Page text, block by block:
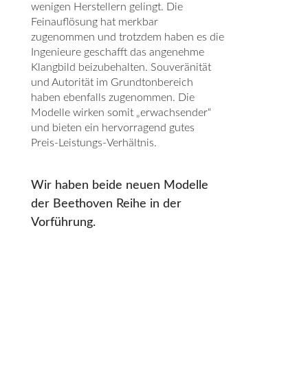
wenigen Herstellern gelingt. Die
Feinauflösung hat merkbar
zugenommen und trotzdem haben es die
Ingenieure geschafft das angenehme
Klangbild beizubehalten. Souveränität
und Autorität im Grundtonbereich
haben ebenfalls zugenommen. Die
Modelle wirken somit „erwachsender“
und bieten ein hervorragend gutes
Preis-Leistungs-Verhältnis.
Wir haben beide neuen Modelle
der Beethoven Reihe in der
Vorführung.